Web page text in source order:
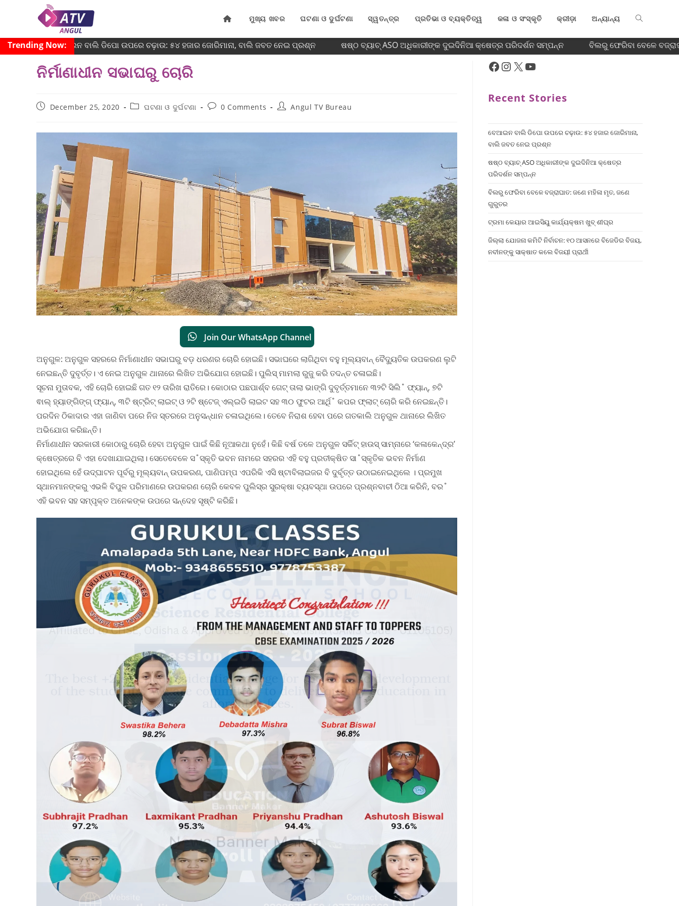
ମୁଖ୍ୟ ଖବର ଘଟଣା ଓ ଦୁର୍ଘଟଣା ସ୍ୱତନ୍ତ୍ର ପ୍ରତିଭା ଓ ବ୍ୟକ୍ତିତ୍ୱ କଳା ଓ ସଂସ୍କୃତି କ୍ରୀଡ଼ା ଅନ୍ୟାନ୍ୟ
Trending Now:
ବେଆଇନ ବାଲି ଡିପୋ ଉପରେ ଚଢ଼ାଉ: ୫୪ ହଜାର ଜୋରିମାନା, ବାଲି ଜବତ ନେଇ ପ୍ରଶ୍ନ ଷଷ୍ଠ ବ୍ୟାଚ୍‌ ASO ଅଧିକାରୀଙ୍କ ଦୁଇଦିନିଆ କ୍ଷେତ୍ର ପରିଦର୍ଶନ ସମ୍ପନ୍ନ ବିଲରୁ ଫେରିବା ବେଳେ ବଜ୍ରାଘାତ:
ନିର୍ମାଣାଧୀନ ସଭାଘରୁ ଚୋରି
December 25, 2020 ଘଟଣା ଓ ଦୁର୍ଘଟଣା 0 Comments Angul TV Bureau
Join Our WhatsApp Channel
ଅନୁଗୁଳ: ଅନୁଗୁଳ ସହରରେ ନିର୍ମାଣାଧୀନ ସଭାଘରୁ ବଡ଼ ଧରଣର ଚୋରି ହୋଇଛି। ସଭାଘରେ ଲାଗିଥିବା ବହୁ ମୂଲ୍ୟବାନ୍‌ ବୈଦ୍ୟୁତିକ ଉପକରଣ ଲୁଟି
ନେଇଛନ୍ତି ଦୁବୃର୍ତ୍ତ। ଏ ନେଇ ଅନୁଗୁଳ ଥାନାରେ ଲିଖିତ ଅଭିଯୋଗ ହୋଇଛି। ପୁଲିସ୍‌ ମାମଲା ରୁଜୁ କରି ତଦନ୍ତ ଚଳାଇଛି।
ସୂଚନା ମୁତାବକ, ଏହି ଚୋରି ହୋଇଛି ଗତ ୧୨ ତାରିଖ ରାତିରେ। କୋଠାର ପଛପାର୍ଶ୍ବ ଗେଟ୍‌ ତାଲା ଭାଙ୍ଗି ଦୁବୃର୍ତ୍ତମାନେ ୩୨ଟି ସିଲି˚ ଫ୍ୟାନ୍‌, ୭ଟି
ଵାଲ୍‌ ହ୍ୟାଙ୍ଗିଙ୍ଗ୍‌ ଫ୍ୟାନ୍‌, ୩ଟି ଷ୍ଟ୍ରିଟ୍‌ ଲାଇଟ୍‌ ଓ ୨ଟି ଷ୍ଟେଜ୍‌ ଏଲ୍‌ଇଡି ଲାଇଟ ସହ ୩୦ ଫୁଟର ଆର୍ଥି˚ କପର ଫ୍ଲାଟ୍‌ ଚୋରି କରି ନେଇଛନ୍ତି।
ପରଦିନ ଠିକାଦାର ଏହା ଜାଣିବା ପରେ ନିଜ ସ୍ତରରେ ଅନୁସନ୍ଧାନ ଚଳାଇଥିଲେ। ତେବେ ନିରାଶ ହେବା ପରେ ଗତକାଲି ଅନୁଗୁଳ ଥାନାରେ ଲିଖିତ
ଅଭିଯୋଗ କରିଛନ୍ତି।
ନିର୍ମାଣାଧୀନ ସରକାରୀ କୋଠାରୁ ଚୋରି ହେବା ଅନୁଗୁଳ ପାଇଁ କିଛି ନୂଆକଥା ନୁହେଁ। କିଛି ବର୍ଷ ତଳେ ଅନୁଗୁଳ ସର୍କିଟ୍‌ ହାଉସ୍‌ ସାମ୍ନାରେ ‘କଳାକେନ୍ଦ୍ର’
କ୍ଷେତ୍ରରେ ବି ଏହା ଦେଖାଯାଇଥିଲା। ସେତେବେଳେ ସ˚ସ୍କୃତି ଭବନ ନାମରେ ସହରର ଏହି ବହୁ ପ୍ରତୀକ୍ଷିତ ସା˚ସ୍କୃତିକ ଭବନ ନିର୍ମାଣ
ହୋଇଥିଲେ ହେଁ ଉଦ୍‌ଘାଟନ ପୂର୍ବରୁ ମୂଲ୍ୟବାନ୍‌ ଉପକରଣ, ପାଣିପମ୍ପ ଏପରିକି ଏସି ଷ୍ଟାବିଲାଇଜର ବି ଦୁର୍ବୃତ୍ତ ଉଠାଇନେଇଥିଲେ । ପ୍ରମୁଖ
ସ୍ଥାନମାନଙ୍କରୁ ଏଭଳି ବିପୁଳ ପରିମାଣରେ ଉପକରଣ ଚୋରି କେବଳ ପୁଲିସ୍‌ର ସୁରକ୍ଷା ବ୍ୟବସ୍ଥା ଉପରେ ପ୍ରଶ୍ନବାଚୀ ଠିଆ କରିନି, ବର˚
ଏହି ଭବନ ସହ ସମ୍ପୃକ୍ତ ଅନେକଙ୍କ ଉପରେ ସନ୍ଦେହ ସୃଷ୍ଟି କରିଛି।
Recent Stories
ବେଆଇନ ବାଲି ଡିପୋ ଉପରେ ଚଢ଼ାଉ: ୫୪ ହଜାର ଜୋରିମାନା,
ବାଲି ଜବତ ନେଇ ପ୍ରଶ୍ନ
ଷଷ୍ଠ ବ୍ୟାଚ୍‌ ASO ଅଧିକାରୀଙ୍କ ଦୁଇଦିନିଆ କ୍ଷେତ୍ର
ପରିଦର୍ଶନ ସମ୍ପନ୍ନ
ବିଲରୁ ଫେରିବା ବେଳେ ବଜ୍ରାଘାତ: ଜଣେ ମହିଳା ମୃତ, ଜଣେ
ଗୁରୁତର
ଟ୍ରମା କେୟାର ଆଇସିୟୁ କାର୍ଯ୍ୟକ୍ଷମ ଖୁବ୍ ଶୀଘ୍ର
ଜିଲ୍ଲା ଯୋଜନା କମିଟି ନିର୍ବାଚନ: ୧୦ ଆସନରେ ବିଜେଡିର ବିଜୟ,
ନବୀନଙ୍କୁ ସାକ୍ଷାତ କଲେ ବିଜୟୀ ପ୍ରାର୍ଥୀ